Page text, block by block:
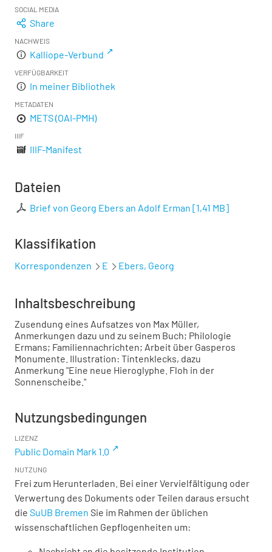
SOCIAL MEDIA
Share
NACHWEIS
Kalliope-Verbund
VERFÜGBARKEIT
In meiner Bibliothek
METADATEN
METS (OAI-PMH)
IIIF
IIIF-Manifest
Dateien
Brief von Georg Ebers an Adolf Erman [1,41 MB]
Klassifikation
Korrespondenzen E Ebers, Georg
Inhaltsbeschreibung
Zusendung eines Aufsatzes von Max Müller,
Anmerkungen dazu und zu seinem Buch; Philologie
Ermans; Familiennachrichten; Arbeit über Gasperos
Monumente. Illustration: Tintenklecks, dazu
Anmerkung "Eine neue Hieroglyphe. Floh in der
Sonnenscheibe."
Nutzungsbedingungen
LIZENZ
Public Domain Mark 1.0
NUTZUNG
Frei zum Herunterladen. Bei einer Vervielfältigung oder
Verwertung des Dokuments oder Teilen daraus ersucht
die SuUB Bremen Sie im Rahmen der üblichen
wissenschaftlichen Gepflogenheiten um: